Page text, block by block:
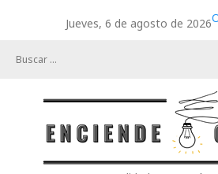
Jueves, 6 de agosto de 2026